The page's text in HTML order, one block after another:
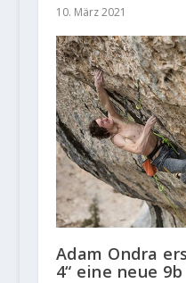
10. März 2021
Adam Ondra
4“ eine neue 9b